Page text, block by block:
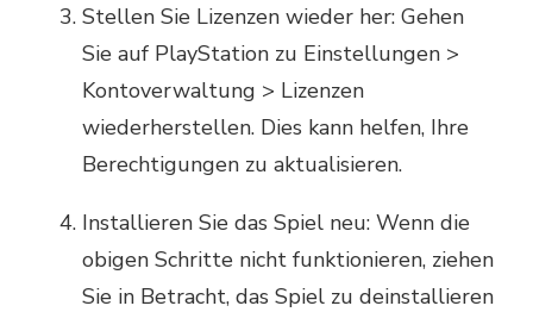
Stellen Sie Lizenzen wieder her: Gehen
Sie auf PlayStation zu Einstellungen >
Kontoverwaltung > Lizenzen
wiederherstellen. Dies kann helfen, Ihre
Berechtigungen zu aktualisieren.
Installieren Sie das Spiel neu: Wenn die
obigen Schritte nicht funktionieren, ziehen
Sie in Betracht, das Spiel zu deinstallieren